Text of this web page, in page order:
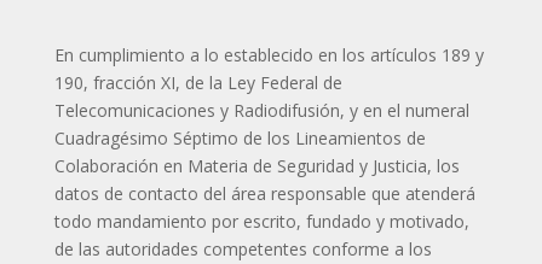
En cumplimiento a lo establecido en los artículos 189 y
190, fracción XI, de la Ley Federal de
Telecomunicaciones y Radiodifusión, y en el numeral
Cuadragésimo Séptimo de los Lineamientos de
Colaboración en Materia de Seguridad y Justicia, los
datos de contacto del área responsable que atenderá
todo mandamiento por escrito, fundado y motivado,
de las autoridades competentes conforme a los